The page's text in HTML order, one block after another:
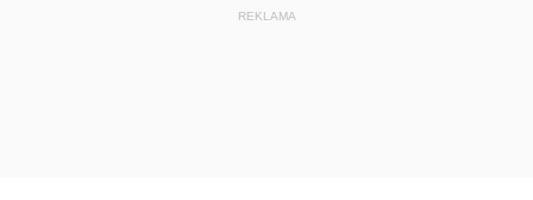
REKLAMA